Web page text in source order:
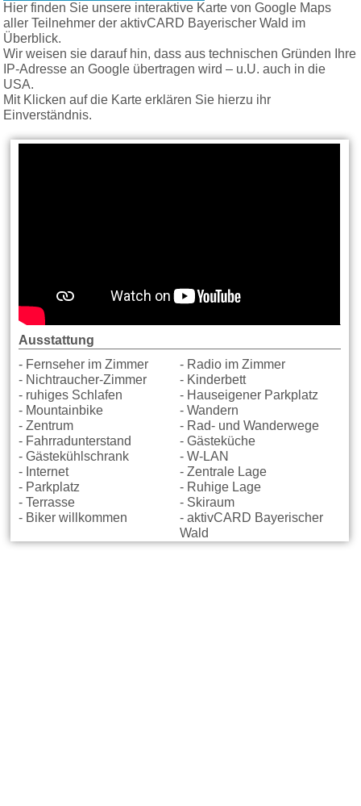
Hier finden Sie unsere interaktive Karte von Google Maps
aller Teilnehmer der aktivCARD Bayerischer Wald im
Überblick.
Wir weisen sie darauf hin, dass aus technischen Gründen Ihre
IP-Adresse an Google übertragen wird – u.U. auch in die
USA.
Mit Klicken auf die Karte erklären Sie hierzu ihr
Einverständnis.
Ausstattung
- Fernseher im Zimmer
- Radio im Zimmer
- Nichtraucher-Zimmer
- Kinderbett
- ruhiges Schlafen
- Hauseigener Parkplatz
- Mountainbike
- Wandern
- Zentrum
- Rad- und Wanderwege
- Fahrradunterstand
- Gästeküche
- Gästekühlschrank
- W-LAN
- Internet
- Zentrale Lage
- Parkplatz
- Ruhige Lage
- Terrasse
- Skiraum
- Biker willkommen
- aktivCARD Bayerischer
Wald